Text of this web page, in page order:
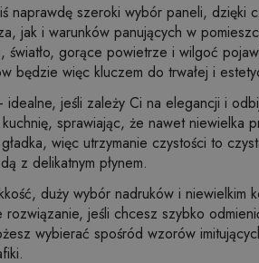
naprawdę szeroki wybór paneli, dzięki
jak i warunków panujących w
światło, gorące powietrze i wilgoć
będzie więc kluczem do trwałej i
- idealne, jeśli zależy Ci na elegancji i
sprawiając, że nawet niewielka
więc utrzymanie czystości to
z delikatnym płynem.
duży wybór nadruków i niewielkim
rozwiązanie, jeśli chcesz szybko
wybierać spośród wzorów